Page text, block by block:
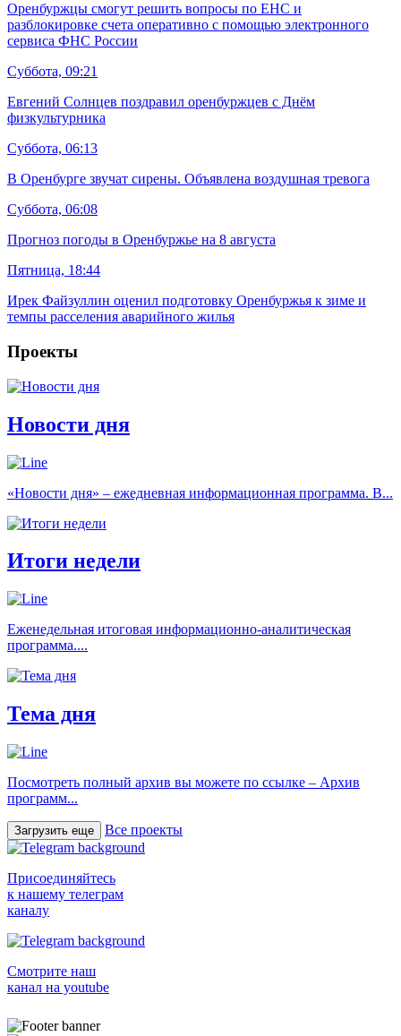
Оренбуржцы смогут решить вопросы по ЕНС и
разблокировке счета оперативно с помощью электронного
сервиса ФНС России
Суббота, 09:21
Евгений Солнцев поздравил оренбуржцев с Днём
физкультурника
Суббота, 06:13
В Оренбурге звучат сирены. Объявлена воздушная тревога
Суббота, 06:08
Прогноз погоды в Оренбуржье на 8 августа
Пятница, 18:44
Ирек Файзуллин оценил подготовку Оренбуржья к зиме и
темпы расселения аварийного жилья
Проекты
Новости дня
«Новости дня» – ежедневная информационная программа. В...
Итоги недели
Еженедельная итоговая информационно-аналитическая
программа....
Тема дня
Посмотреть полный архив вы можете по ссылке – Архив
программ...
Загрузить еще Все проекты
Присоединяйтесь
к нашему телеграм
каналу
Смотрите наш
канал на youtube